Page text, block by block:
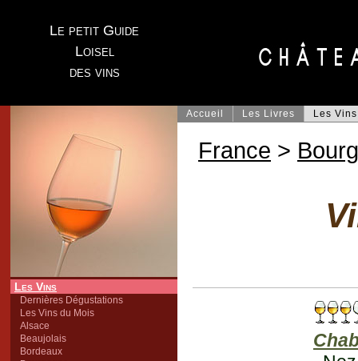
Le petit Guide
Loisel
des vins
Les Vins
Dernières Dégustations
Les Vins du Mois
Alsace
Beaujolais
Bordeaux
Accueil Les Livres Les Vins
France >